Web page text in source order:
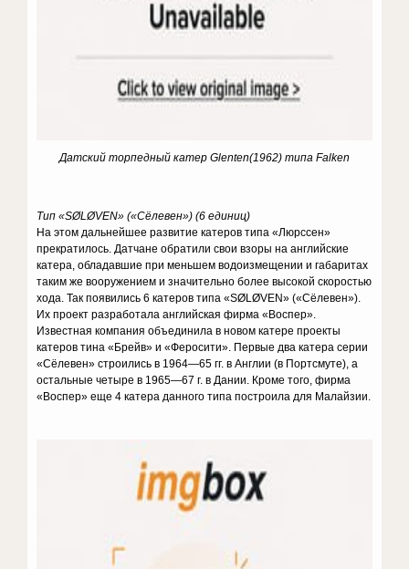
Датский торпедный катер Glenten(1962) типа Falken
Тип «SØLØVEN» («Сёлевен») (6 единиц)
На этом дальнейшее развитие катеров типа «Люрссен»
прекратилось. Датчане обратили свои взоры на английские
катера, обладавшие при меньшем водоизмещении и габаритах
таким же вооружением и значительно более высокой скоростью
хода. Так появились 6 катеров типа «SØLØVEN» («Сёлевен»).
Их проект разработала английская фирма «Воспер».
Известная компания объединила в новом катере проекты
катеров тина «Брейв» и «Феросити». Первые два катера серии
«Сёлевен» строились в 1964—65 гг. в Англии (в Портсмуте), а
остальные четыре в 1965—67 г. в Дании. Кроме того, фирма
«Воспер» еще 4 катера данного типа построила для Малайзии.